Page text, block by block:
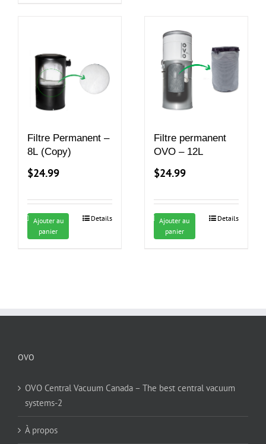
Filtre Permanent –
8L (Copy)
$24.99
Ajouter au
panier
Details
Filtre permanent
OVO – 12L
$24.99
Ajouter au
panier
Details
OVO
OVO Central Vacuum Canada – The best central vacuum
systems-2
À propos